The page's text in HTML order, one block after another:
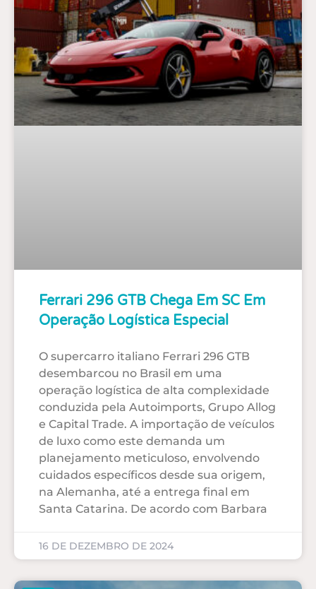
Ferrari 296 GTB Chega Em SC Em
Operação Logística Especial
O supercarro italiano Ferrari 296 GTB
desembarcou no Brasil em uma
operação logística de alta complexidade
conduzida pela Autoimports, Grupo Allog
e Capital Trade. A importação de veículos
de luxo como este demanda um
planejamento meticuloso, envolvendo
cuidados específicos desde sua origem,
na Alemanha, até a entrega final em
Santa Catarina. De acordo com Barbara
16 DE DEZEMBRO DE 2024